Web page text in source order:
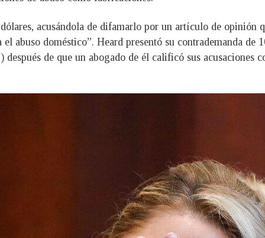
acusándola de difamarlo por un artículo de opinión
abuso doméstico”. Heard presentó su contrademanda de
de que un abogado de él calificó sus acusaciones